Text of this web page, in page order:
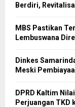
Berdiri,
MBS Pastikan
Lembuswana
Dinkes
Meski
DPRD Kaltim
Perjuangan TKD